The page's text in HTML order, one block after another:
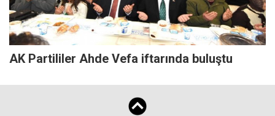
AK Partililer Ahde Vefa iftarında buluştu